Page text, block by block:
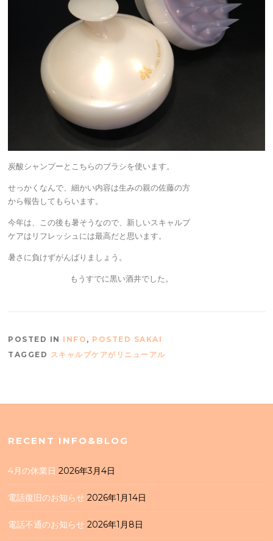
炭酸シャンプーとこちらのブラシを使います。
せっかくなんで、細かい内容は生みの親の佐藤の方
から報告してもらいます。
今年は、この後も暑そうなので、新しいスキャルプ
ケアはリフレッシュには最高だと思います。
暑さに負けずがんばりましょう。
もうすでに黒い酒井でした。
POSTED IN INFO , POSTED SAKAI
TAGGED スキャルプケアがリニューアル
RECENT INFO&BLOG
4月の休業日 2026年3月4日
電話復旧のお知らせ 2026年1月14日
電話不通のお知らせ 2026年1月8日